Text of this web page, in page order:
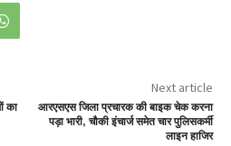
का
Next article
आरएसएस जिला प्रचारक की बाइक चेक करना
पड़ा भारी, चौकी इंचार्ज समेत चार पुलिसकर्मी
लाइन हाजिर